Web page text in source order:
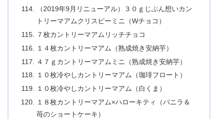
（2019年9月リニューアル）３０ｇじぶん想いカン
トリーマアムクリスピーミニ（Wチョコ）
７枚カントリーマアムリッチチョコ
１４枚カントリーマアム（熟成焼き安納芋）
４７ｇカントリーマアムミニ（熟成焼き安納芋）
１０枚冷やしカントリーマアム（珈琲フロート）
１０枚冷やしカントリーマアム（白くま）
１８枚カントリーマアム×ハローキティ（バニラ＆
苺のショートケーキ）